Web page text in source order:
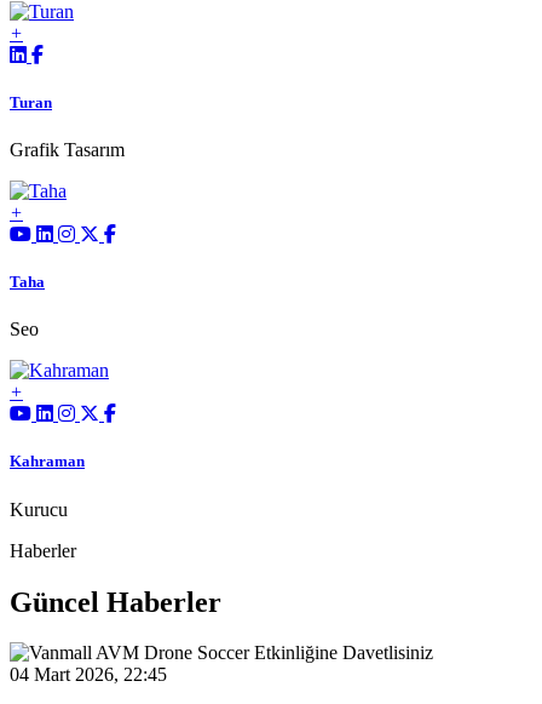
Turan
Grafik Tasarım
Taha
Seo
Kahraman
Kurucu
Haberler
Güncel Haberler
04 Mart 2026, 22:45